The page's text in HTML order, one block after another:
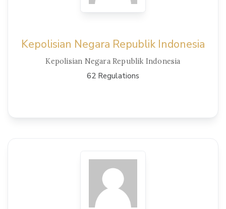
Kepolisian Negara Republik Indonesia
Kepolisian Negara Republik Indonesia
62 Regulations
View Details